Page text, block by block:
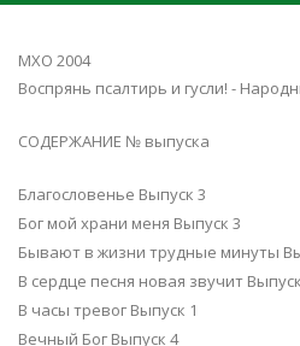
МХО 2004
Воспрянь псалтирь и гусли! -
СОДЕРЖАНИЕ № выпуска
Благословенье Выпуск 3
Бог мой храни меня Выпуск 3
Бывают в жизни трудные минуты
В сердце песня новая звучит
В часы тревог Выпуск 1
Вечный Бог Выпуск 4